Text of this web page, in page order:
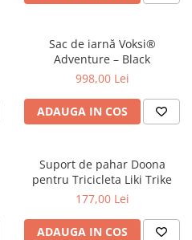
Sac de iarnă Voksi®
Adventure – Black
998,00 Lei
ADAUGA IN COS
Suport de pahar Doona
pentru Tricicleta Liki Trike
177,00 Lei
ADAUGA IN COS